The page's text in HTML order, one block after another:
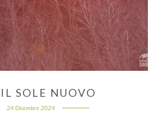
SOLE NUOVO
24 Dicembre 2024